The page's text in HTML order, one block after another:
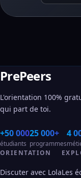
PrePeers
L'orientation 100%
qui part de toi.
+50 000
étudiants
25 000+
programmes
4
ORIENTATION
Discuter avec LolaLes